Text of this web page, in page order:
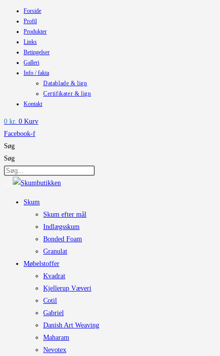
Forside
Profil
Produkter
Links
Betingelser
Galleri
Info / fakta
Datablade & lign
Certifikater & lign
Kontakt
0 kr. 0 Kurv
Facebook-f
Søg
Søg
Skum
Skum efter mål
Indlægsskum
Bonded Foam
Granulat
Møbelstoffer
Kvadrat
Kjellerup Væveri
Cotil
Gabriel
Danish Art Weaving
Maharam
Nevotex